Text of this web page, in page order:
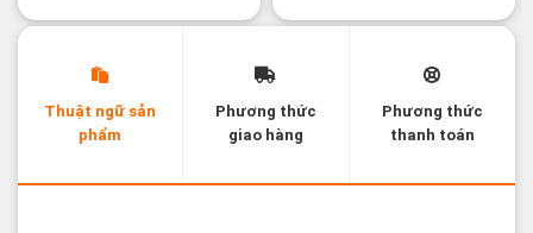
Thuật ngữ sản
phẩm
Phương thức
giao hàng
Phương thức
thanh toán